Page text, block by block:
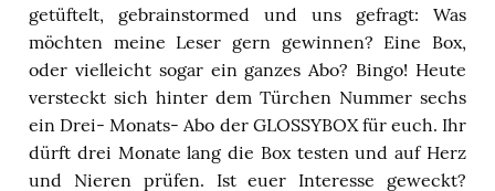
getüftelt, gebrainstormed und uns gefragt: Was
möchten meine Leser gern gewinnen? Eine Box,
oder vielleicht sogar ein ganzes Abo? Bingo! Heute
versteckt sich hinter dem Türchen Nummer sechs
ein Drei- Monats- Abo der GLOSSYBOX für euch. Ihr
dürft drei Monate lang die Box testen und auf Herz
und Nieren prüfen. Ist euer Interesse geweckt?